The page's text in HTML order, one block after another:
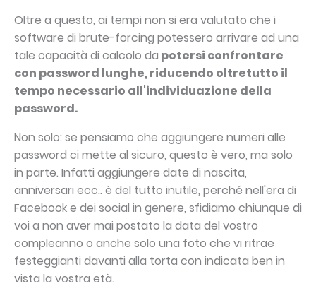
Oltre a questo, ai tempi non si era valutato che i
software di brute-forcing potessero arrivare ad una
tale capacità di calcolo da potersi confrontare
con password lunghe, riducendo oltretutto il
tempo necessario all'individuazione della
password.
Non solo: se pensiamo che aggiungere numeri alle
password ci mette al sicuro, questo è vero, ma solo
in parte. Infatti aggiungere date di nascita,
anniversari ecc.. è del tutto inutile, perché nell'era di
Facebook e dei social in genere, sfidiamo chiunque di
voi a non aver mai postato la data del vostro
compleanno o anche solo una foto che vi ritrae
festeggianti davanti alla torta con indicata ben in
vista la vostra età.